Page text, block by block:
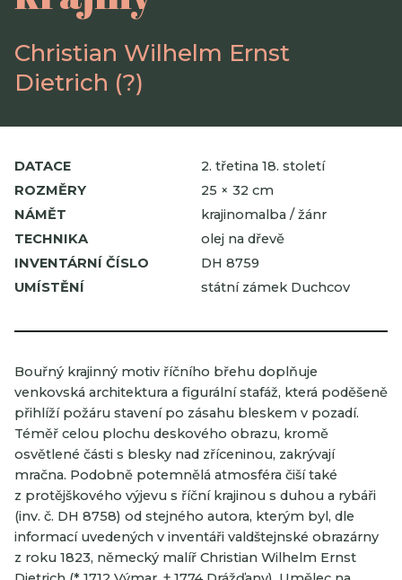
Christian Wilhelm Ernst
Dietrich (?)
DATACE
2. třetina 18. století
ROZMĚRY
25 × 32 cm
NÁMĚT
krajinomalba / žánr
TECHNIKA
olej na dřevě
INVENTÁRNÍ ČÍSLO
DH 8759
UMÍSTĚNÍ
státní zámek Duchcov
Bouřný krajinný motiv říčního břehu doplňuje
venkovská architektura a figurální stafáž, která poděšeně
přihlíží požáru stavení po zásahu bleskem v pozadí.
Téměř celou plochu deskového obrazu, kromě
osvětlené části s blesky nad zříceninou, zakrývají
mračna. Podobně potemnělá atmosféra čiší také
z protějškového výjevu s říční krajinou s duhou a rybáři
(inv. č. DH 8758) od stejného autora, kterým byl, dle
informací uvedených v inventáři valdštejnské obrazárny
z roku 1823, německý malíř Christian Wilhelm Ernst